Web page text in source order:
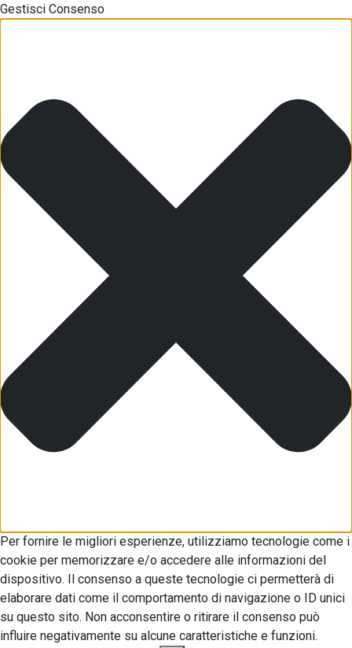
Gestisci Consenso
Per fornire le migliori esperienze, utilizziamo tecnologie come i
cookie per memorizzare e/o accedere alle informazioni del
dispositivo. Il consenso a queste tecnologie ci permetterà di
elaborare dati come il comportamento di navigazione o ID unici
su questo sito. Non acconsentire o ritirare il consenso può
influire negativamente su alcune caratteristiche e funzioni.